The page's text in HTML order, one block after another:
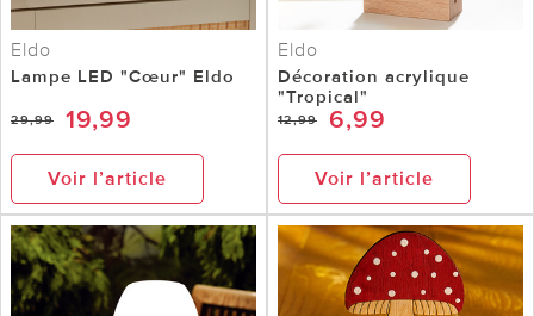
Eldo
Lampe LED "Cœur" Eldo
29,99 19,99
Voir l’article
Eldo
Décoration acrylique
"Tropical"
12,99 6,99
Voir l’article